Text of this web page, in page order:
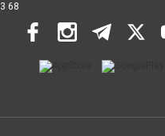
68